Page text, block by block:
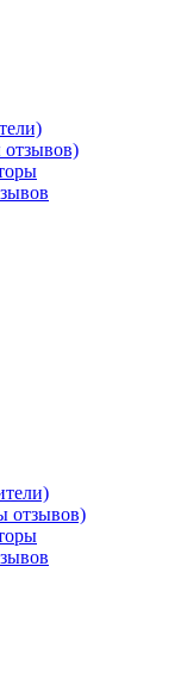
отзывов)